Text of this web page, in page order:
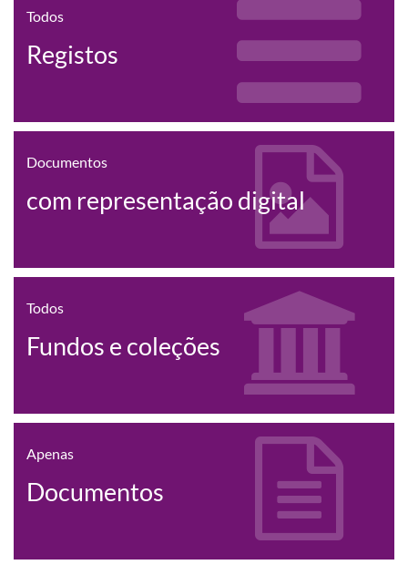
Todos
Registos
Documentos
com representação digital
Todos
Fundos e coleções
Apenas
Documentos